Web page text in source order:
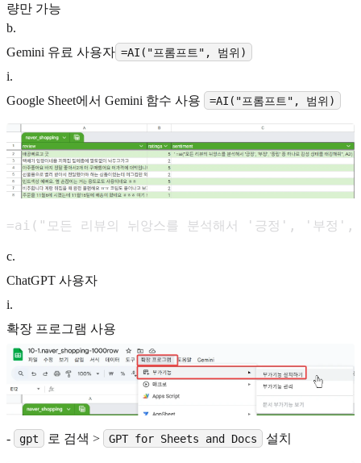
량만 가능
b.
Gemini 유료 사용자 =AI("프롬프트", 범위)
i.
Google Sheet에서 Gemini 함수 사용
=AI("프롬프트", 범위)
=ai("모든 리뷰의 뉘앙스를 분석해서 '긍정', '부정
c.
ChatGPT 사용자
i.
확장 프로그램 사용
- gpt 로 검색 > GPT for Sheets and Docs 설치